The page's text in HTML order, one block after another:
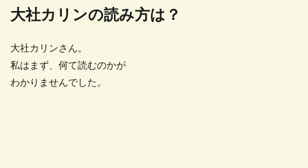
大社カリンの読み方は？
大社カリンさん。
私はまず、何て読むのかが
わかりませんでした。